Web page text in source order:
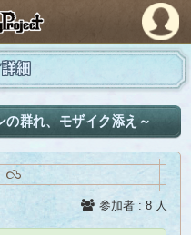
PandoraPartyProject
細
群れ、モザイク添え～
参加者 : 8 人